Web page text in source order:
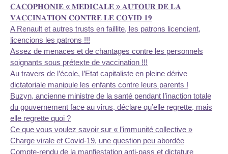
𝐂𝐀𝐂𝐎𝐏𝐇𝐎𝐍𝐈𝐄 « 𝐌𝐄𝐃𝐈𝐂𝐀𝐋𝐄 » 𝐀𝐔𝐓𝐎𝐔𝐑 𝐃𝐄 𝐋𝐀
𝐕𝐀𝐂𝐂𝐈𝐍𝐀𝐓𝐈𝐎𝐍 𝐂𝐎𝐍𝐓𝐑𝐄 𝐋𝐄 𝐂𝐎𝐕𝐈𝐃 𝟏𝟗
A Renault et autres trusts en faillite, les patrons licencient,
licencions les patrons !!!
Assez de menaces et de chantages contre les personnels
soignants sous prétexte de vaccination !!!
Au travers de l’école, l’Etat capitaliste en pleine dérive
dictatoriale manipule les enfants contre leurs parents !
Buzyn, ancienne ministre de la santé pendant l’inaction totale
du gouvernement face au virus, déclare qu’elle regrette, mais
elle regrette quoi ?
Ce que vous voulez savoir sur « l’immunité collective »
Charge virale et Covid-19, une question peu abordée
Compte-rendu de la manfiestation anti-pass et dictature